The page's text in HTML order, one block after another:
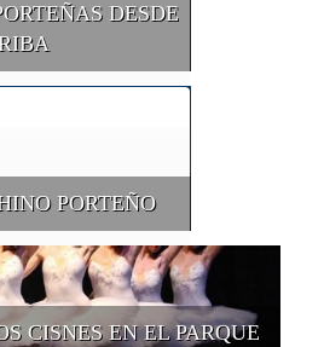
DESDE
PORTEÑO
CISNES EN EL PARQUE